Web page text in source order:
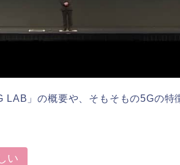
LAB」の概要や、そもそもの5Gの特
い